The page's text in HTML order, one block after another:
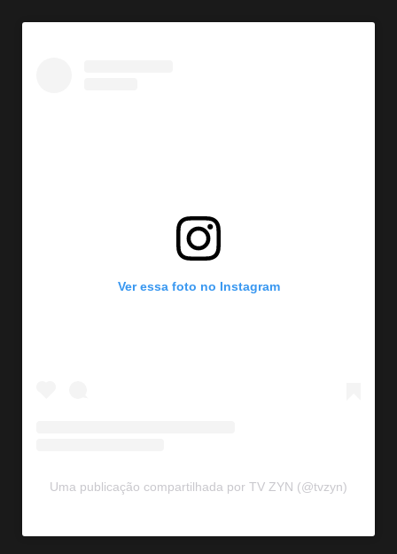
Ver essa foto no Instagram
Uma publicação compartilhada por TV ZYN (@tvzyn)